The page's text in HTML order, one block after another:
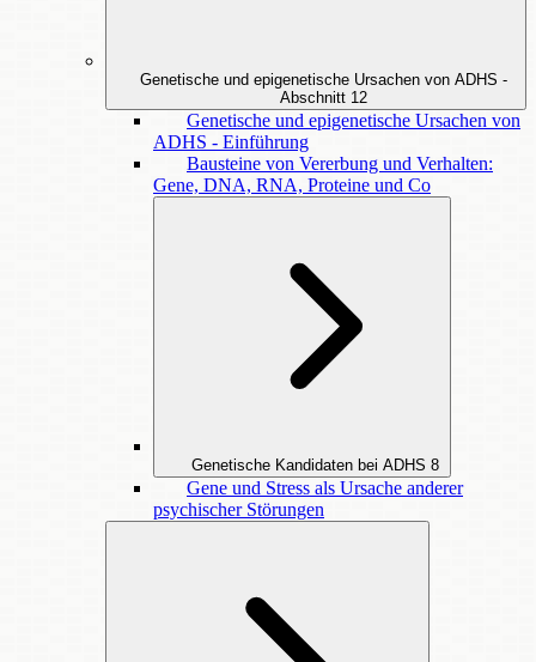
Genetische und epigenetische Ursachen von ADHS -
Abschnitt 12
Genetische und epigenetische Ursachen von
ADHS - Einführung
Bausteine von Vererbung und Verhalten:
Gene, DNA, RNA, Proteine und Co
Genetische Kandidaten bei ADHS 8
Gene und Stress als Ursache anderer
psychischer Störungen